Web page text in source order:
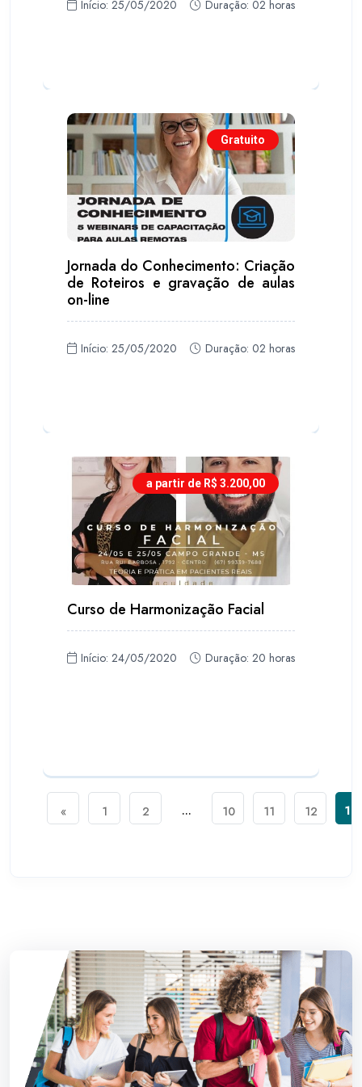
Início: 25/05/2020 Duração: 02 horas
Gratuito
Jornada do Conhecimento: Criação
de Roteiros e gravação de aulas
on-line
Início: 25/05/2020 Duração: 02 horas
a partir de R$ 3.200,00
Curso de Harmonização Facial
Início: 24/05/2020 Duração: 20 horas
« 1 2 ... 10 11 12 13